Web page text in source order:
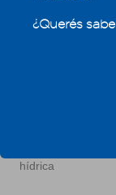
5.2.4.4 - Red
hídrica
¿Querés